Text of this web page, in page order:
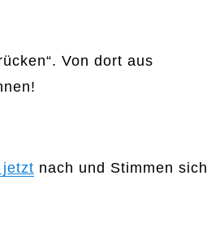
Von dort aus
jetzt nach und Stimmen sich